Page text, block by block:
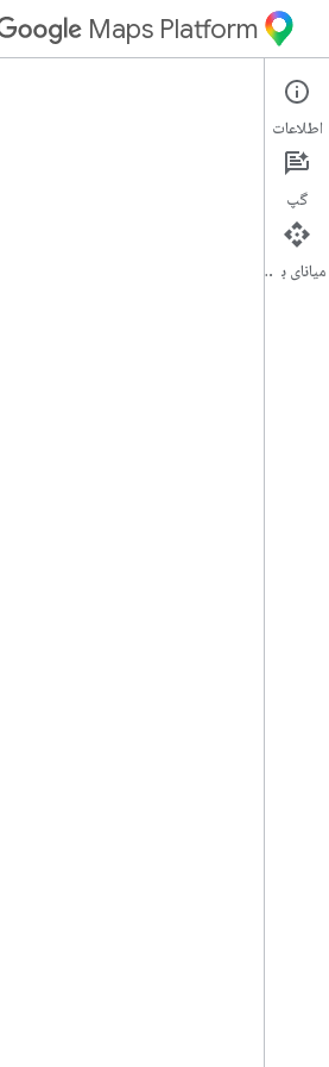
Maps Platform
Mobility Services
نمای کلی
اطلاعات
گپ
میانای برنامه‌سازی کاربردی